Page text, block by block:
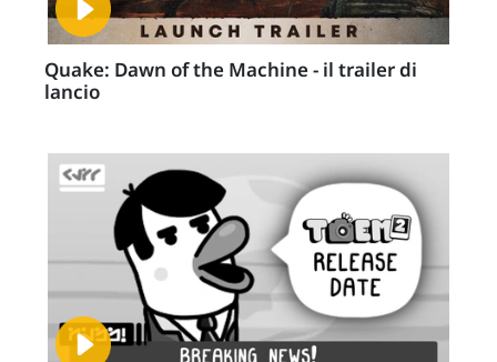
Quake: Dawn of the Machine - il trailer di
lancio